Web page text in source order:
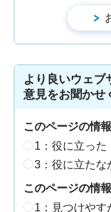
より良いウェブ
意見をお聞かせ
このページの情
1：役に立った
3：役に立たな
このページの情
1：見つけやす